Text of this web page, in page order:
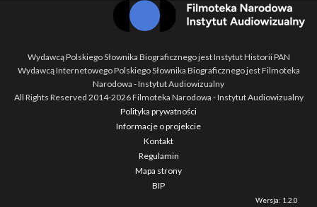
Wydawcą Polskiego Słownika Biograficznego jest Instytut Historii PAN
Wydawcą Internetowego Polskiego Słownika Biograficznego jest Filmoteka
Narodowa - Instytut Audiowizualny
All Rights Reserved 2014-2026Filmoteka Narodowa - Instytut Audiowizualny
Polityka prywatności
Informacje o projekcie
Kontakt
Regulamin
Mapa strony
BIP
Wersja: 1.2.0